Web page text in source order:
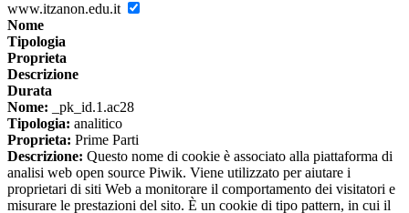
www.itzanon.edu.it
Nome
Tipologia
Proprieta
Descrizione
Durata
Nome: _pk_id.1.ac28
Tipologia: analitico
Proprieta: Prime Parti
Descrizione: Questo nome di cookie è associato alla piattaforma di
analisi web open source Piwik. Viene utilizzato per aiutare i
proprietari di siti Web a monitorare il comportamento dei visitatori e
misurare le prestazioni del sito. È un cookie di tipo pattern, in cui il